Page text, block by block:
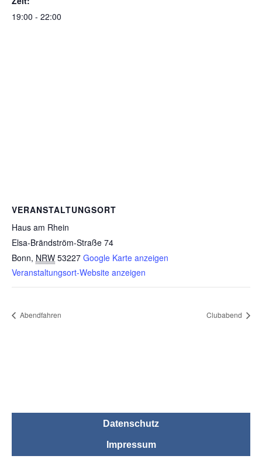
19:00 - 22:00
VERANSTALTUNGSORT
Haus am Rhein
Elsa-Brändström-Straße 74
Bonn, NRW 53227 Google Karte anzeigen
Veranstaltungsort-Website anzeigen
Abendfahren Clubabend
Datenschutz
Impressum